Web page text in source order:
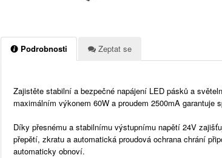
Podrobnosti Zeptat se
Zajistěte stabilní a bezpečné napájení LED pásků a
maximálním výkonem 60W a proudem 2500mA garantuje
Díky přesnému a stabilnímu výstupnímu napětí 24V
přepětí, zkratu a automatická proudová ochrana chrání
automaticky obnoví.